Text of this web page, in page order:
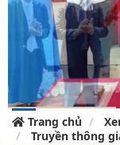
Trang chủ
Truyền thông